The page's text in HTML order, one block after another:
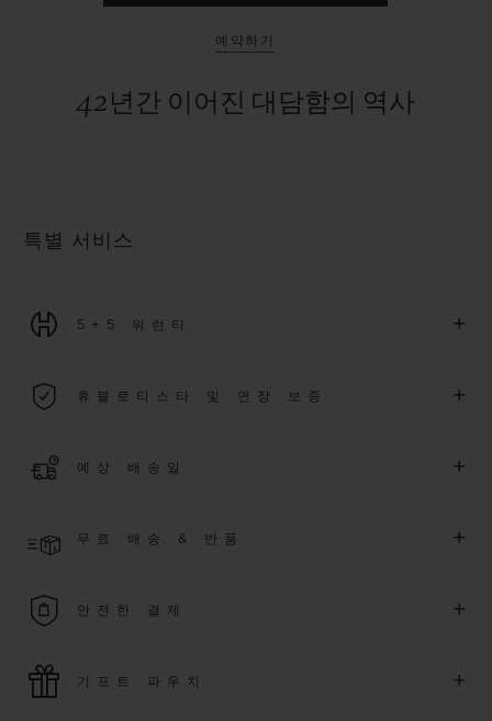
예약하기
42년간 이어진 대담함의 역사
특별 서비스
5+5 워런티 +
용됩니다.휴블로티스타 및 연장 보증 +
에 대해5 년 추가 워런티 혜택
또한 다양
더 알아보기
예상 배송일 +
다. *재고 상황에 따라 달라질 수 있습니다*.
무료 배송 & 반품 +
을 누려보세요
안전한 결제 +
모든 제품은 빠르고 안전하게 결제가 가능하며, 개인정보를 안
기프트 파우치 +